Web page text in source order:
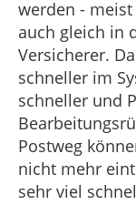
werden -
auch gleich in
Versicherer.
schneller im
schneller und
Postweg
nicht mehr
sehr viel